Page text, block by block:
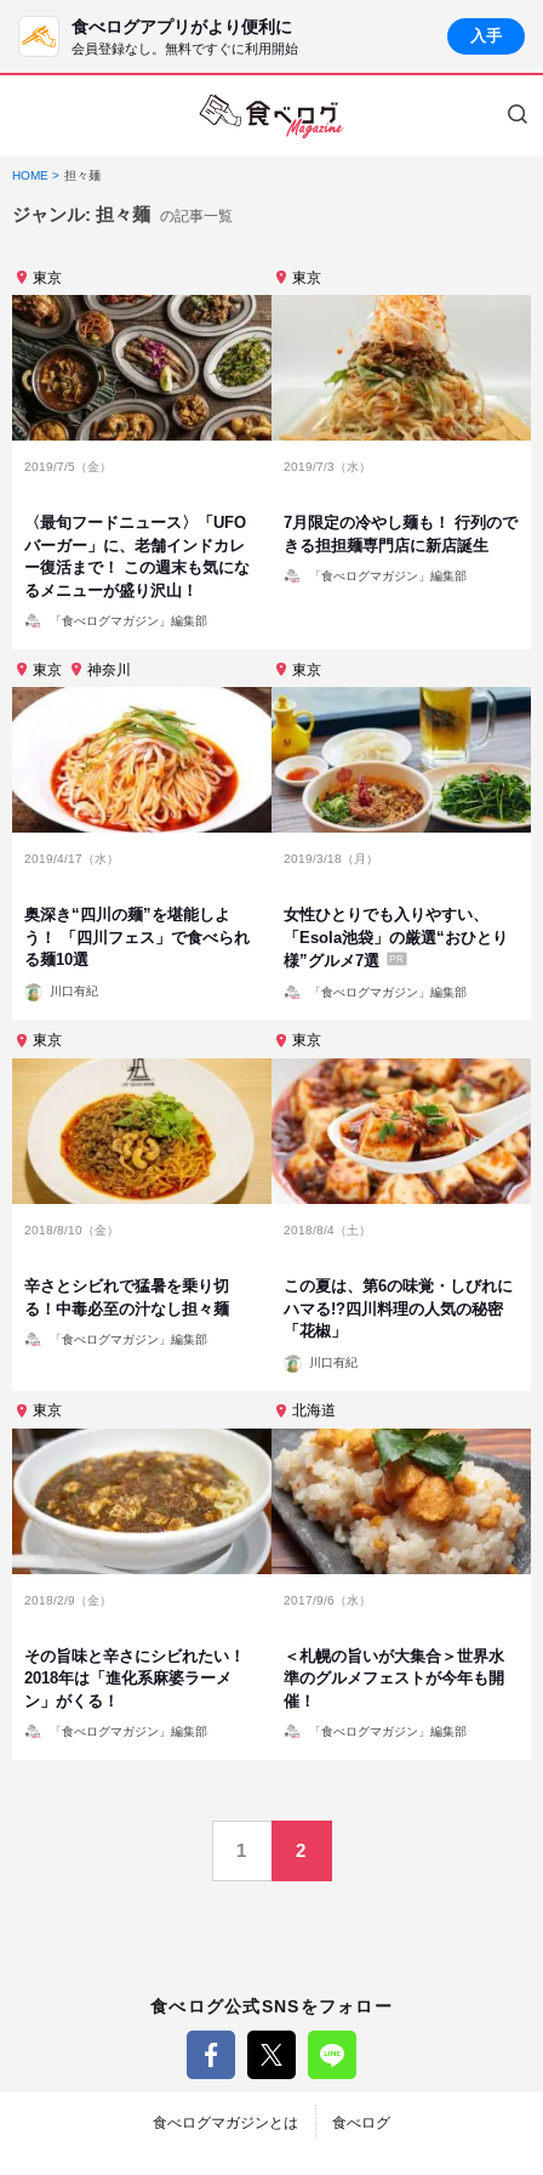
食べログアプリがより便利に
会員登録なし。無料ですぐに利用開始
入手
HOME 担々麺
ジャンル: 担々麺 の記事一覧
東京
2019/7/5（金）
〈最旬フードニュース〉「UFO
バーガー」に、老舗インドカレ
ー復活まで！ この週末も気にな
るメニューが盛り沢山！
「食べログマガジン」編集部
東京
2019/7/3（水）
7月限定の冷やし麺も！ 行列ので
きる担担麺専門店に新店誕生
「食べログマガジン」編集部
東京 神奈川
2019/4/17（水）
奥深き“四川の麺”を堪能しよ
う！ 「四川フェス」で食べられ
る麺10選
投
稿
川口有紀
東京
2019/3/18（月）
女性ひとりでも入りやすい、
「Esola池袋」の厳選“おひとり
様”グルメ7選
PR
「食べログマガジン」編集部
東京
2018/8/10（金）
辛さとシビれで猛暑を乗り切
る！中毒必至の汁なし担々麺
「食べログマガジン」編集部
東京
2018/8/4（土）
この夏は、第6の味覚・しびれに
ハマる!?四川料理の人気の秘密
「花椒」
投
稿
川口有紀
東京
2018/2/9（金）
その旨味と辛さにシビれたい！
2018年は「進化系麻婆ラーメ
ン」がくる！
「食べログマガジン」編集部
北海道
2017/9/6（水）
＜札幌の旨いが大集合＞世界水
準のグルメフェストが今年も開
催！
「食べログマガジン」編集部
1 2
食べログ公式SNSをフォロー
食べログマガジンとは 食べログ